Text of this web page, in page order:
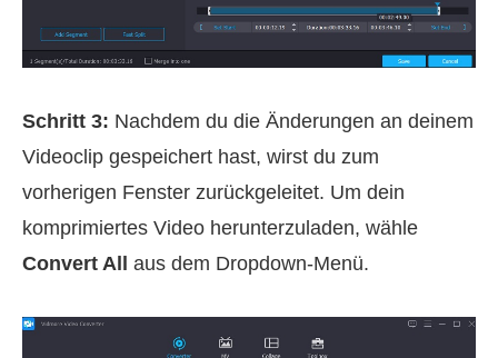
Schritt 3: Nachdem du die Änderungen an deinem
Videoclip gespeichert hast, wirst du zum
vorherigen Fenster zurückgeleitet. Um dein
komprimiertes Video herunterzuladen, wähle
Convert All aus dem Dropdown‑Menü.